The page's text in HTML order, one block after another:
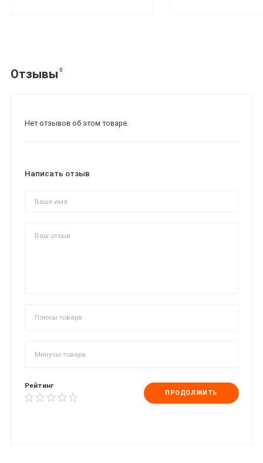
Отзывы 0
Нет отзывов об этом товаре.
Написать отзыв
Рейтинг
ПРОДОЛЖИТЬ